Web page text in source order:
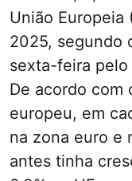
União Europeia
2025, segundo
sexta-feira pelo
De acordo com
europeu, em
na zona euro e
antes tinha